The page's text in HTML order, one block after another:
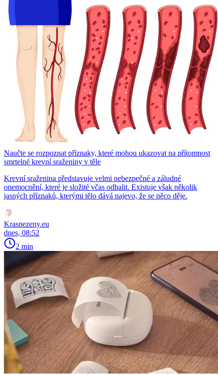
Naučte se rozpoznat příznaky, které mohou ukazovat na přítomnost
smrtelné krevní sraženiny v těle
Krevní sraženina představuje velmi nebezpečné a záludné
onemocnění, které je složité včas odhalit. Existuje však několik
jasných příznaků, kterými tělo dává najevo, že se něco děje.
Krasnezeny.eu
dnes, 08:52
2 min